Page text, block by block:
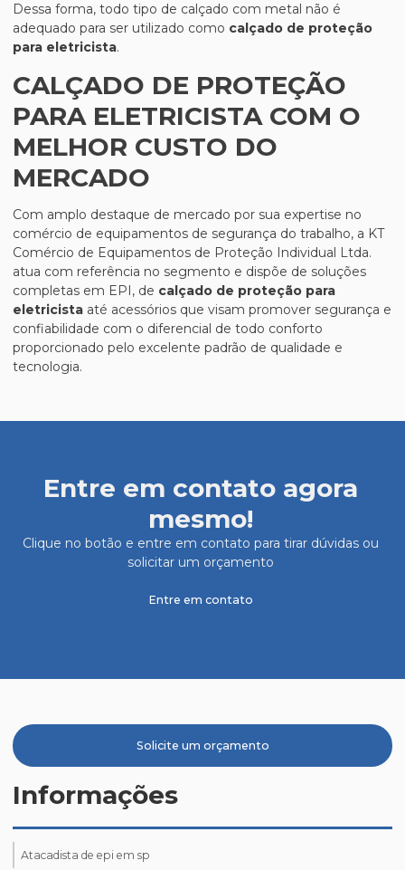
Dessa forma, todo tipo de calçado com metal não é
adequado para ser utilizado como calçado de proteção
para eletricista.
CALÇADO DE PROTEÇÃO
PARA ELETRICISTA COM O
MELHOR CUSTO DO
MERCADO
Com amplo destaque de mercado por sua expertise no
comércio de equipamentos de segurança do trabalho, a KT
Comércio de Equipamentos de Proteção Individual Ltda.
atua com referência no segmento e dispõe de soluções
completas em EPI, de calçado de proteção para
eletricista até acessórios que visam promover segurança e
confiabilidade com o diferencial de todo conforto
proporcionado pelo excelente padrão de qualidade e
tecnologia.
Entre em contato agora
mesmo!
Clique no botão e entre em contato para tirar dúvidas ou
solicitar um orçamento
Entre em contato
Solicite um orçamento
Informações
Atacadista de epi em sp